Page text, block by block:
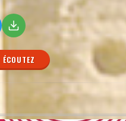
ÉCOUTEZ